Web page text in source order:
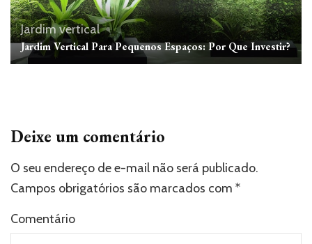
Jardim vertical
Jardim Vertical Para Pequenos Espaços: Por Que Investir?
Deixe um comentário
O seu endereço de e-mail não será publicado.
Campos obrigatórios são marcados com *
Comentário